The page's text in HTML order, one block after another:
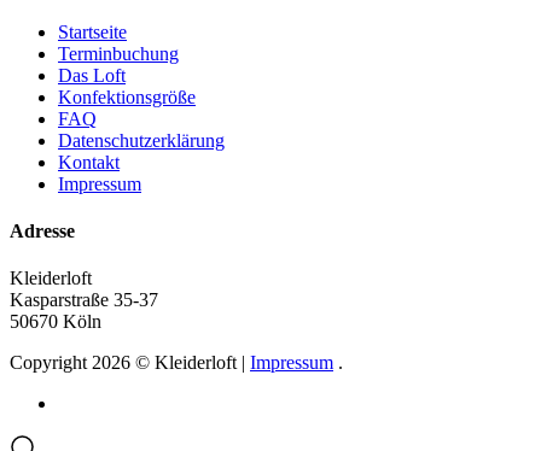
Startseite
Terminbuchung
Das Loft
Konfektionsgröße
FAQ
Datenschutzerklärung
Kontakt
Impressum
Adresse
Kleiderloft
Kasparstraße 35-37
50670 Köln
Copyright 2026 © Kleiderloft | Impressum .